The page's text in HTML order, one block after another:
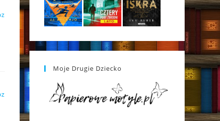
Moje Drugie Dziecko